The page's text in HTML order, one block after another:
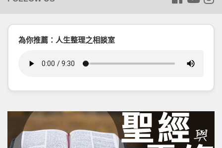
為你推薦：人生整理之相談室